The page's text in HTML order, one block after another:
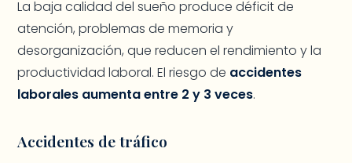
La baja calidad del sueño produce déficit de
atención, problemas de memoria y
desorganización, que reducen el rendimiento y la
productividad laboral. El riesgo de accidentes
laborales aumenta entre 2 y 3 veces.
Accidentes de tráfico